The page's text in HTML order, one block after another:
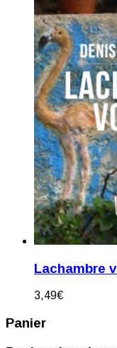
Lachambre
3,49€
Panier